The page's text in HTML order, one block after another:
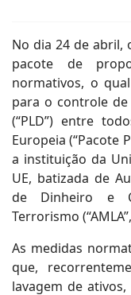
No dia 24 de abril,
pacote de
normativos, o
para o controle de
(“PLD”) entre
Europeia (“Pacote
a instituição da
UE, batizada de
de Dinheiro e
Terrorismo
As medidas
que,
lavagem de